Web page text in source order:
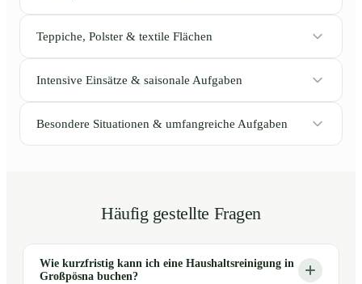
Teppiche, Polster & textile Flächen
Intensive Einsätze & saisonale Aufgaben
Besondere Situationen & umfangreiche Aufgaben
Häufig gestellte Fragen
Wie kurzfristig kann ich eine Haushaltsreinigung in
Großpösna buchen?